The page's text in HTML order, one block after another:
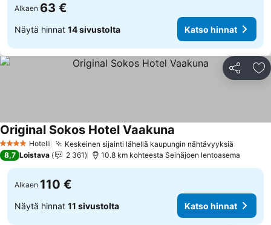
Alkaen 63 €
Näytä hinnat 14 sivustolta Katso hinnat
Jaa
4 Tähtiluokitus
Hotelli Keskeinen sijainti lähellä kaupungin nähtävyyksiä
Original Sokos Hotel Vaakuna
8,7 Loistava 2 361 10.8 km kohteesta Seinäjoen lentoasema
Alkaen 110 €
Näytä hinnat 11 sivustolta Katso hinnat